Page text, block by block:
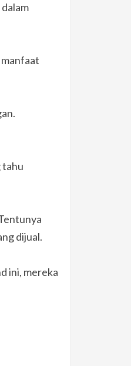
tahu
dijual.
ini, mereka